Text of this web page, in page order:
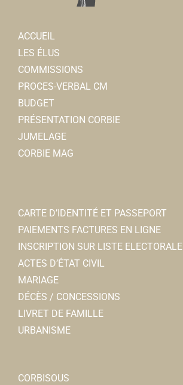
ACCUEIL
LES ÉLUS
COMMISSIONS
PROCES-VERBAL CM
BUDGET
PRÉSENTATION CORBIE
JUMELAGE
CORBIE MAG
CARTE D’IDENTITÉ ET PASSEPORT
PAIEMENTS FACTURES EN LIGNE
INSCRIPTION SUR LISTE ELECTORALE
ACTES D’ÉTAT CIVIL
MARIAGE
DÉCÈS / CONCESSIONS
LIVRET DE FAMILLE
URBANISME
CORBISOUS